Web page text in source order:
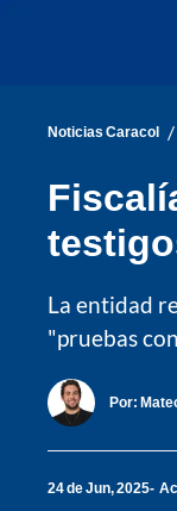
Noticias Caracol /
La entidad
"pruebas
Por:
24 de Jun, 2025